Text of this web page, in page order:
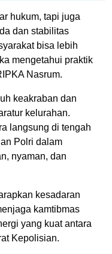
hukum, tapi juga
dan stabilitas
bisa lebih
mengetahui praktik
Nasrum.
keakraban dan
kelurahan.
langsung di tengah
Polri dalam
nyaman, dan
kesadaran
kamtibmas
yang kuat antara
Kepolisian.